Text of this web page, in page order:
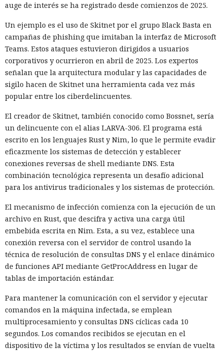
auge de interés se ha registrado desde comienzos de 2025.
Un ejemplo es el uso de Skitnet por el grupo Black Basta en
campañas de phishing que imitaban la interfaz de Microsoft
Teams. Estos ataques estuvieron dirigidos a usuarios
corporativos y ocurrieron en abril de 2025. Los expertos
señalan que la arquitectura modular y las capacidades de
sigilo hacen de Skitnet una herramienta cada vez más
popular entre los ciberdelincuentes.
El creador de Skitnet, también conocido como Bossnet, sería
un delincuente con el alias LARVA-306. El programa está
escrito en los lenguajes Rust y Nim, lo que le permite evadir
eficazmente los sistemas de detección y establecer
conexiones reversas de shell mediante DNS. Esta
combinación tecnológica representa un desafío adicional
para los antivirus tradicionales y los sistemas de protección.
El mecanismo de infección comienza con la ejecución de un
archivo en Rust, que descifra y activa una carga útil
embebida escrita en Nim. Esta, a su vez, establece una
conexión reversa con el servidor de control usando la
técnica de resolución de consultas DNS y el enlace dinámico
de funciones API mediante GetProcAddress en lugar de
tablas de importación estándar.
Para mantener la comunicación con el servidor y ejecutar
comandos en la máquina infectada, se emplean
multiprocesamiento y consultas DNS cíclicas cada 10
segundos. Los comandos recibidos se ejecutan en el
dispositivo de la víctima y los resultados se envían de vuelta